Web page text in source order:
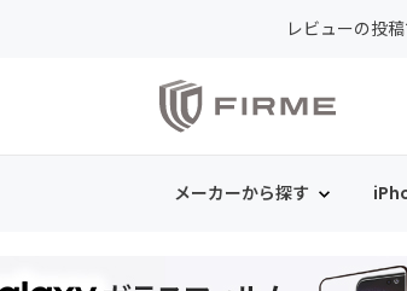
レビューの投
メーカーから探す